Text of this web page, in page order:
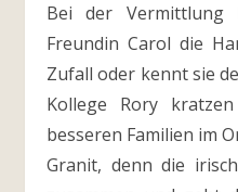
Bei der
Freundin Carol die
Zufall oder kennt sie
Kollege Rory
besseren Familien im
Granit, denn die